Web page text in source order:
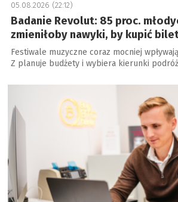
05.08.2026 (22:12)
Badanie Revolut: 85 proc.
zmieniłoby nawyki, by kupić
Festiwale muzyczne coraz mocniej
Z planuje budżety i wybiera kierunki
a